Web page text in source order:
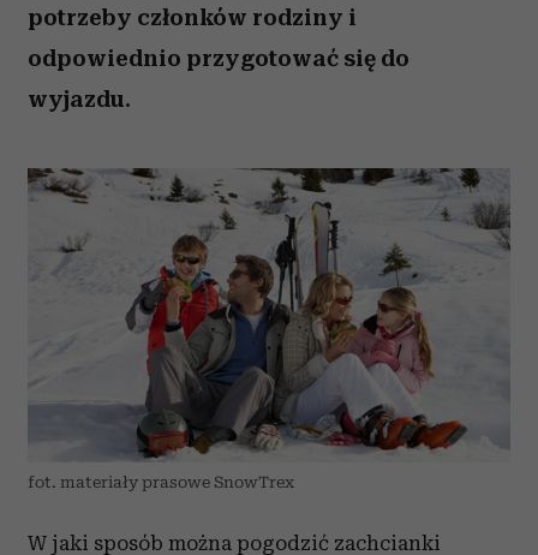
potrzeby członków rodziny i
odpowiednio przygotować się do
wyjazdu.
fot. materiały prasowe SnowTrex
W jaki sposób można pogodzić zachcianki